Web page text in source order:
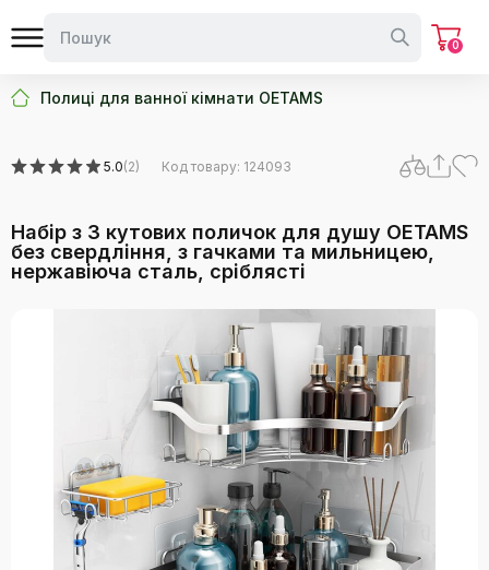
0
Полиці для ванної кімнати OETAMS
5.0(2) Код товару: 124093
Набір з 3 кутових поличок для душу OETAMS
без свердління, з гачками та мильницею,
нержавіюча сталь, сріблясті